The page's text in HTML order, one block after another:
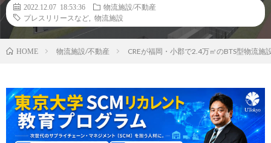
2022.12.07 18:53:36
物流施設/不動産
プレスリリースなど
物流施設
HOME 物流施設/不動産 CREが福岡・小郡で2.4万㎡のBTS型物流施